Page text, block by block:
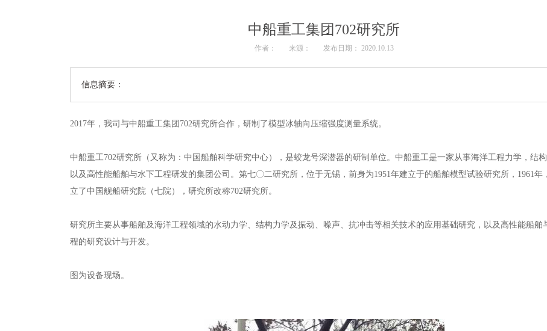
中船重工集团702研究所
作者： 来源： 发布日期： 2020.10.13
信息摘要：
2017年，我司与中船重工集团702研究所合作，研制了模型冰轴向压缩强度测量系统。
中船重工702研究所（又称为：中国船舶科学研究中心），是蛟龙号深潜器的研制单位。中船重工是一家从事海洋工程力学，结构
以及高性能船舶与水下工程研发的集团公司。第七〇二研究所，位于无锡，前身为1951年建立于的船舶模型试验研究所，1961年
立了中国舰船研究院（七院），研究所改称702研究所。
研究所主要从事船舶及海洋工程领域的水动力学、结构力学及振动、噪声、抗冲击等相关技术的应用基础研究，以及高性能船舶
程的研究设计与开发。
图为设备现场。